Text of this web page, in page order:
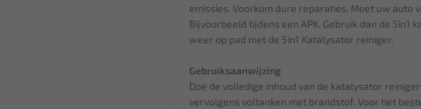
emissies. Voorkom dure reparaties. Moet uw auto
Bijvoorbeeld tijdens een APK. Gebruik dan de 5in1
weer op pad met de 5in1 Katalysator reiniger.
Gebruiksaanwijzing
Doe de volledige inhoud van de katalysator
vervolgens voltanken met brandstof. Voor het